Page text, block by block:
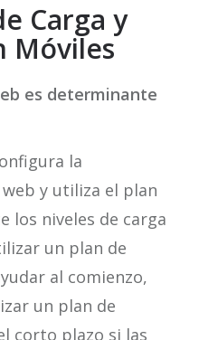
Carga y
Móviles
es determinante
la
y utiliza el plan
los niveles de carga
un plan de
al comienzo,
un plan de
corto plazo si las